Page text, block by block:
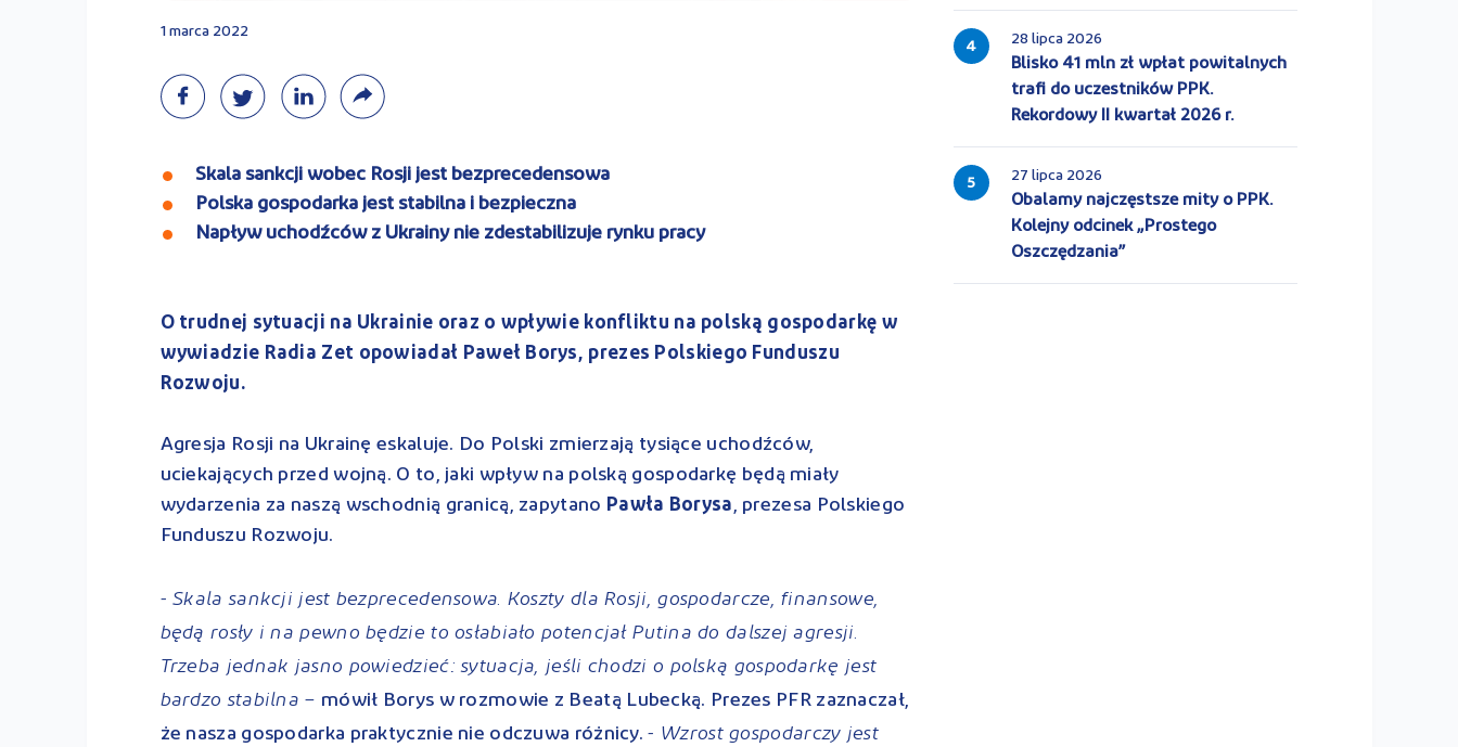
1 marca 2022
Skala sankcji wobec Rosji jest bezprecedensowa
Polska gospodarka jest stabilna i bezpieczna
Napływ uchodźców z Ukrainy nie zdestabilizuje rynku pracy
O trudnej sytuacji na Ukrainie oraz o wpływie konfliktu na polską gospodarkę w
wywiadzie Radia Zet opowiadał Paweł Borys, prezes Polskiego Funduszu
Rozwoju.
Agresja Rosji na Ukrainę eskaluje. Do Polski zmierzają tysiące uchodźców,
uciekających przed wojną. O to, jaki wpływ na polską gospodarkę będą miały
wydarzenia za naszą wschodnią granicą, zapytano Pawła Borysa, prezesa Polskiego
Funduszu Rozwoju.
- Skala sankcji jest bezprecedensowa. Koszty dla Rosji, gospodarcze, finansowe,
będą rosły i na pewno będzie to osłabiało potencjał Putina do dalszej agresji.
Trzeba jednak jasno powiedzieć: sytuacja, jeśli chodzi o polską gospodarkę jest
bardzo stabilna – mówił Borys w rozmowie z Beatą Lubecką. Prezes PFR zaznaczał,
że nasza gospodarka praktycznie nie odczuwa różnicy.- Wzrost gospodarczy jest
4 28 lipca 2026
Blisko 41 mln zł wpłat powitalnych
trafi do uczestników PPK.
Rekordowy II kwartał 2026 r.
5 27 lipca 2026
Obalamy najczęstsze mity o PPK.
Kolejny odcinek „Prostego
Oszczędzania”